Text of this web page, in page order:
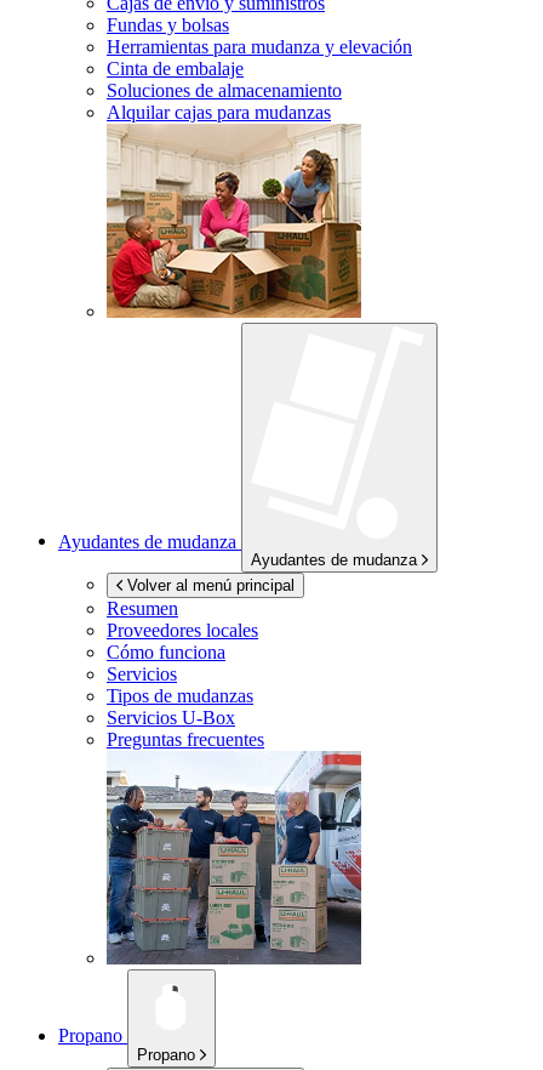
Fundas y bolsas
Herramientas para mudanza y elevación
Cinta de embalaje
Soluciones de almacenamiento
Alquilar cajas para mudanzas
Ayudantes de mudanza
Ayudantes de mudanza
Volver al menú principal
Resumen
Proveedores locales
Cómo funciona
Servicios
Tipos de mudanzas
Servicios U-Box
Preguntas frecuentes
Propano
Propano